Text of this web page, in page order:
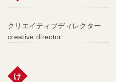
クリエイティブディレクター
creative director
け